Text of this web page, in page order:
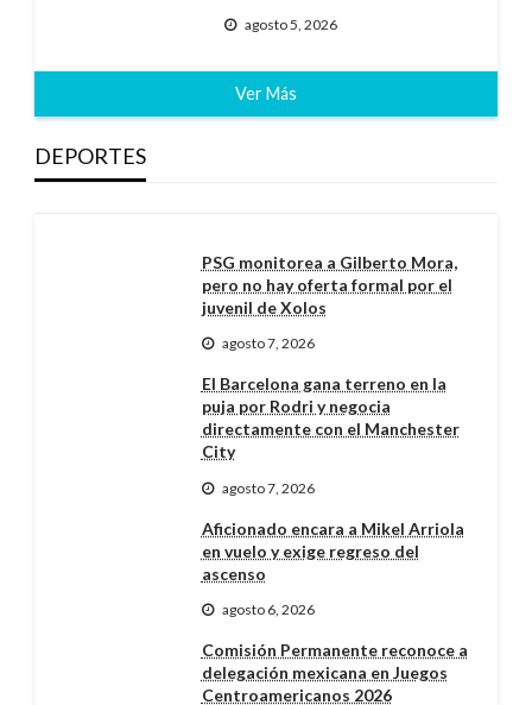
agosto 5, 2026
Ver Más
DEPORTES
PSG monitorea a Gilberto Mora,
pero no hay oferta formal por el
juvenil de Xolos
agosto 7, 2026
El Barcelona gana terreno en la
puja por Rodri y negocia
directamente con el Manchester
City
agosto 7, 2026
Aficionado encara a Mikel Arriola
en vuelo y exige regreso del
ascenso
agosto 6, 2026
Comisión Permanente reconoce a
delegación mexicana en Juegos
Centroamericanos 2026